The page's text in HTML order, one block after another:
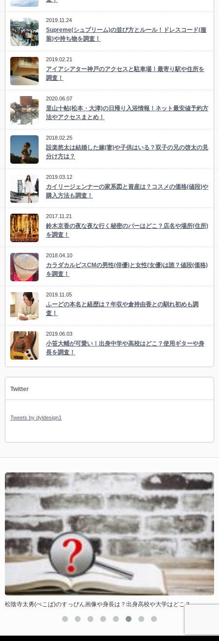
2019.11.24
Supreme(シュプリーム)の並び方とルール！ドレスコード(服
装)や持ち物を調査！
2019.02.21
アイアシアター神戸のアクセスと駐車場！最寄り駅や住所を
調査！
2020.06.07
里山十帖(松本・大津)の日帰り入浴情報！ネット最安値予約方
法やアクセスまとめ！
2018.02.25
設楽悠太は結婚した嫁(妻)や子供はいる？双子の兄の啓太の見
分け方は？
2019.03.12
カイリージェンナーの家系図と資産は？コスメの価格(値段)や
購入方法も調査！
2017.11.21
鈴木京香の夜な夜な行く秘密のバーはどこ？店名や場所(住所)
を調査！
2018.04.10
カラダカルピスCMの男性(俳優)と女性(女優)は誰？値段(価格)
を調査！
2019.11.05
ふーどの本名と経歴は？年収や倉持由香との馴れ初めも調
査！
2019.06.03
小笹大輔が可愛い！出身中学や高校はどこ？使用ギターや身
長を調査！
Twitter
Tweets by dyldesign1
松陰寺太勇(ぺこぱ)のすっぴん画像や身長は？出身高校や大学はどこ？